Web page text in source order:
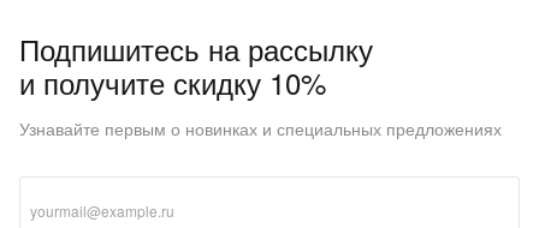
Подпишитесь на рассылку
и получите скидку 10%
Узнавайте первым о новинках и специальных предложениях